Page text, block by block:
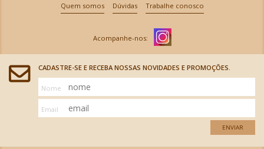
Quem somos Dúvidas Trabalhe conosco
CADASTRE-SE E RECEBA NOSSAS NOVIDADES E PROMOÇÕES.
Nome
Email
ENVIAR